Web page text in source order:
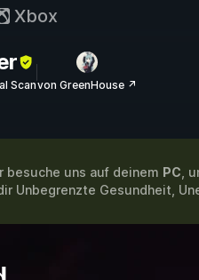
Xbox
Scanvon GreenHouse ↗
besuche uns auf deinem PC ,
Unbegrenzte Gesundheit,